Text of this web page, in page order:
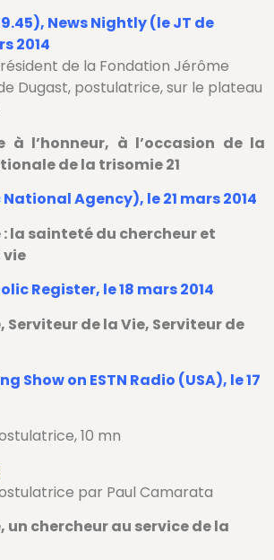
News Nightly (le JT de
2014
de la Fondation Jérôme
Dugast, postulatrice, sur le plateau
à l’honneur, à l’occasion de la
de la trisomie 21
Agency), le 21 mars 2014
: la sainteté du chercheur et
vie
Register, le 18 mars 2014
Serviteur de la Vie, Serviteur de
Show on ESTN Radio (USA), le 17
10 mn
par Paul Camarata
un chercheur au service de la